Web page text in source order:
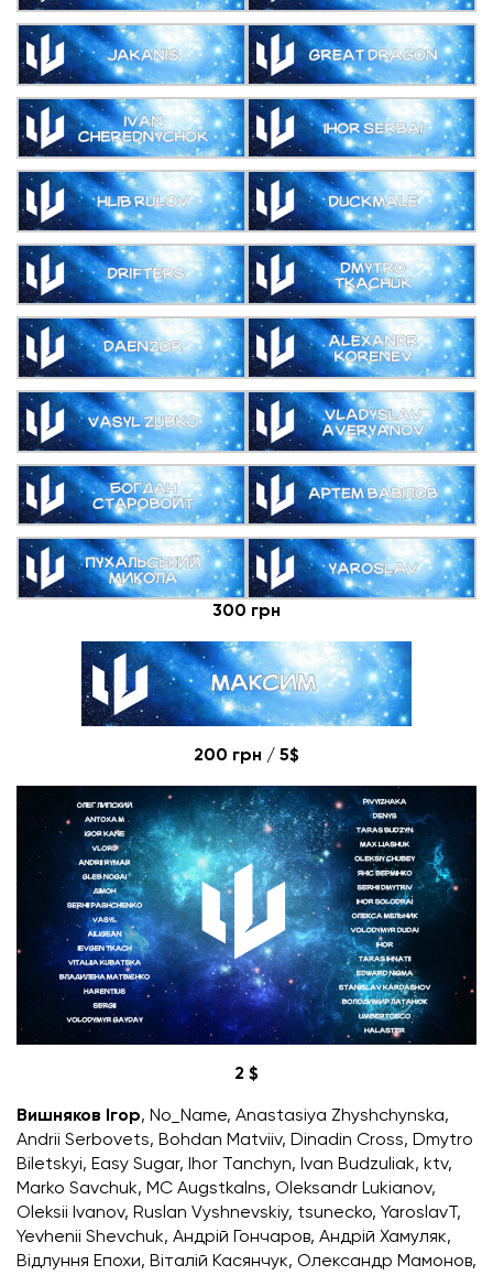
300 грн
200 грн / 5$
2 $
Вишняков Ігор, No_Name, Anastasiya Zhyshchynska,
Andrii Serbovets, Bohdan Matviiv, Dinadin Cross, Dmytro
Biletskyi, Easy Sugar, Ihor Tanchyn, Ivan Budzuliak, ktv,
Marko Savchuk, MC Augstkalns, Oleksandr Lukianov,
Oleksii Ivanov, Ruslan Vyshnevskiy, tsunecko, YaroslavT,
Yevhenii Shevchuk, Андрій Гончаров, Андрій Хамуляк,
Відлуння Епохи, Віталій Касянчук, Олександр Мамонов,